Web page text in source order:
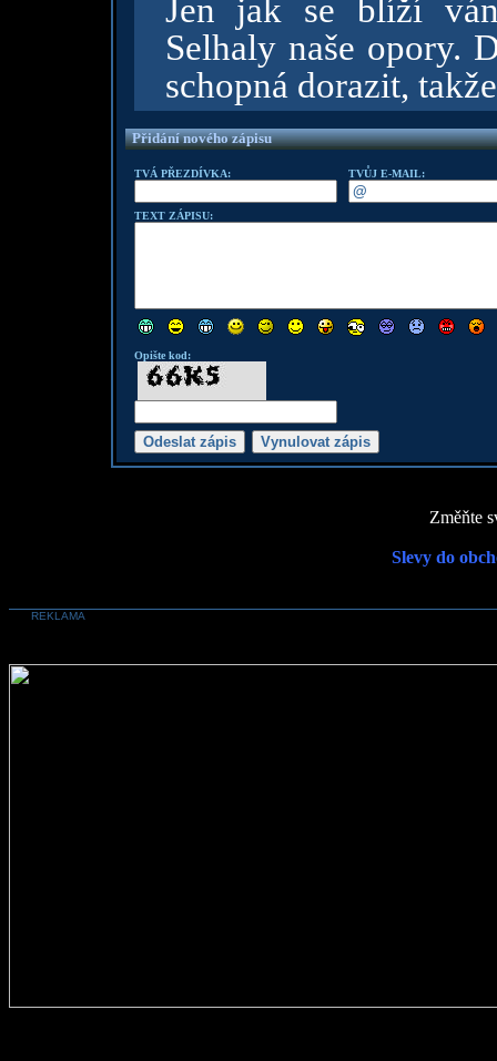
Jen jak se blíží
Selhaly naše opory.
schopná dorazit,
Přidání nového zápisu
TVÁ PŘEZDÍVKA: TVŮJ E-MAIL:
TEXT ZÁPISU:
Opište kod:
Změňte
Slevy do
REKLAMA